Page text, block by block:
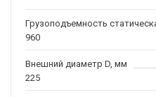
Грузоподъемность
960
Внешний диаметр D, мм
225